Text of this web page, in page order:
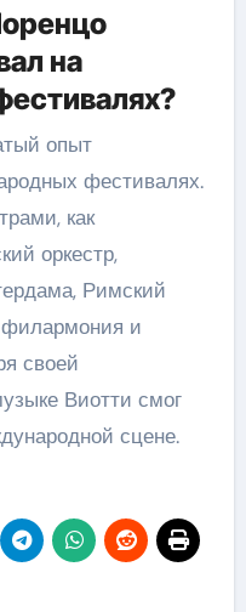
на
опыт
фестивалях.
как
оркестр,
Римский
и
своей
Виотти смог
сцене.